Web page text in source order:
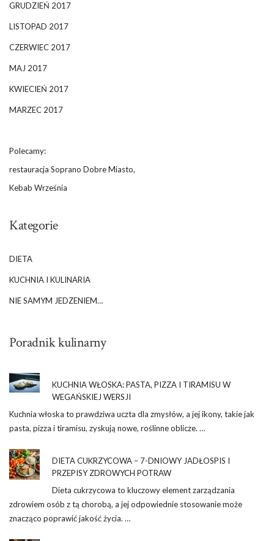
GRUDZIEŃ 2017
LISTOPAD 2017
CZERWIEC 2017
MAJ 2017
KWIECIEŃ 2017
MARZEC 2017
Polecamy:
restauracja Soprano Dobre Miasto,
Kebab Września
Kategorie
DIETA
KUCHNIA I KULINARIA
NIE SAMYM JEDZENIEM…
Poradnik kulinarny
KUCHNIA WŁOSKA: PASTA, PIZZA I TIRAMISU W
WEGAŃSKIEJ WERSJI
Kuchnia włoska to prawdziwa uczta dla zmysłów, a jej ikony, takie jak
pasta, pizza i tiramisu, zyskują nowe, roślinne oblicze. …
DIETA CUKRZYCOWA – 7-DNIOWY JADŁOSPIS I
PRZEPISY ZDROWYCH POTRAW
Dieta cukrzycowa to kluczowy element zarządzania
zdrowiem osób z tą chorobą, a jej odpowiednie stosowanie może
znacząco poprawić jakość życia. …